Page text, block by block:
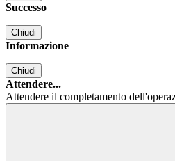
Successo
Chiudi
Informazione
Chiudi
Attendere...
Attendere il completamento